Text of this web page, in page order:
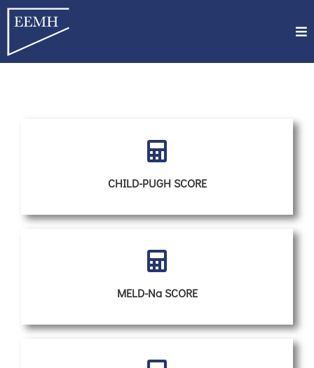
CHILD-PUGH SCORE
MELD-Na SCORE